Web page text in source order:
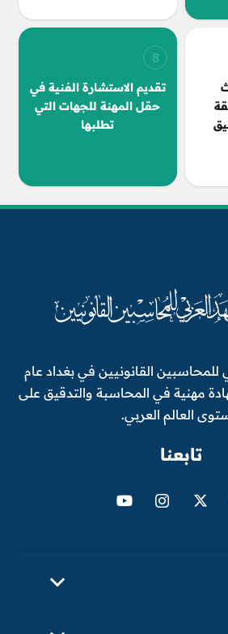
8
تقديم الاستشارة الفنية في
حقل المهنة للجهات التي
تطلبها
القانونيين في بغداد عام
شهادة مهنية في المحاسبة والتدقيق على
العالم العربي.
تابعنا